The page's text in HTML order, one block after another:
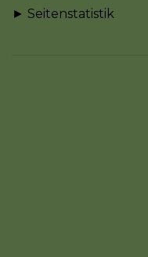
► Seitenstatistik